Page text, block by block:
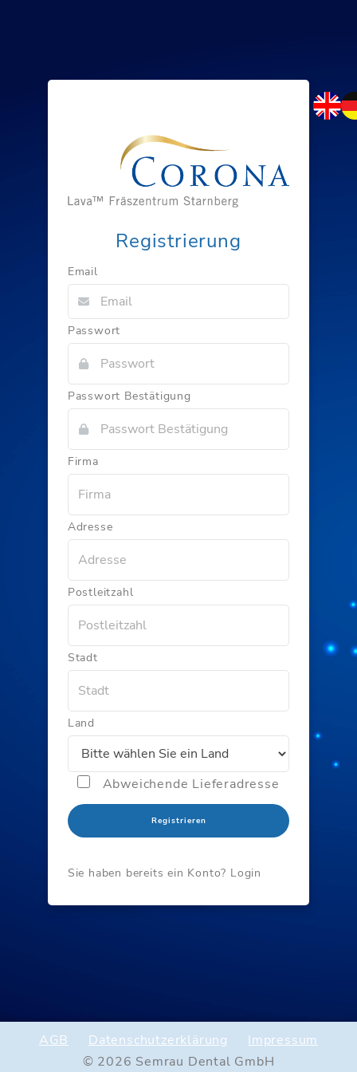
Registrierung
Email
Passwort
Passwort Bestätigung
Firma
Adresse
Postleitzahl
Stadt
Land
Abweichende Lieferadresse
Registrieren
Sie haben bereits ein Konto? Login
AGB Datenschutzerklärung
Impressum
© 2026 Semrau Dental GmbH